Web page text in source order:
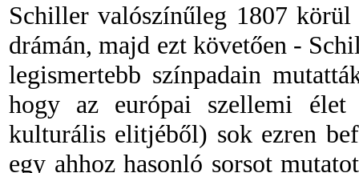
Schiller valószínűleg 1807
drámán, majd ezt követően -
legismertebb színpadain
hogy az európai szellemi
kulturális elitjéből) sok ezren
egy ahhoz hasonló sorsot